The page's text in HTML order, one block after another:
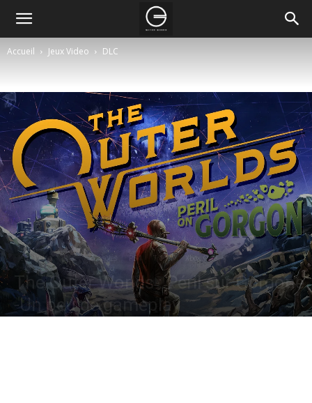
Accueil Jeux Video DLC
Jeux Video DLC Consoles PS4 Trailer Xbox One
The Outer Worlds : Péril sur Gorgone
-Un peu de gameplay